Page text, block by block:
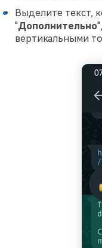
Выделите текст,
"Дополнительно
вертикальными